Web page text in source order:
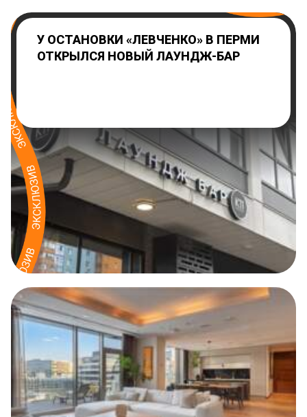
У ОСТАНОВКИ «ЛЕВЧЕНКО» В ПЕРМИ
ОТКРЫЛСЯ НОВЫЙ ЛАУНДЖ-БАР